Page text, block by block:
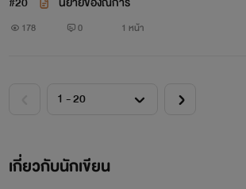
นอนซีทรูสีเนื้อของปุณณ์ขาดผ่าครึ่งทันที
หล่อนร้องกรี๊ดดิ้นหนีและเอามือปกปิดหน้าอ
178 0 1 หน้า
เกี่ยวกับนักเขียน